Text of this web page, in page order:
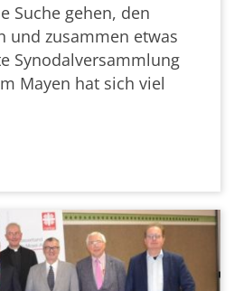
Suche gehen, den
und zusammen etwas
Synodalversammlung
Mayen hat sich viel